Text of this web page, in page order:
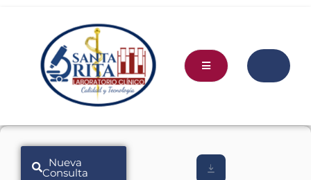
Nueva
Consulta